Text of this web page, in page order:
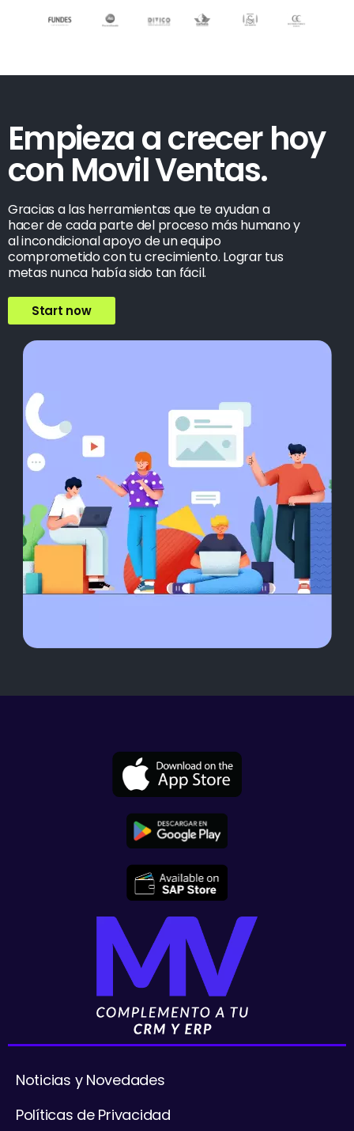
Empieza a crecer hoy
con Movil Ventas.
Gracias a las herramientas que te ayudan a
hacer de cada parte del proceso más humano y
al incondicional apoyo de un equipo
comprometido con tu crecimiento. Lograr tus
metas nunca había sido tan fácil.
Start now
Noticias y Novedades
Políticas de Privacidad